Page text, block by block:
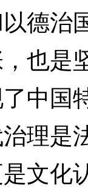
德治
也是
中国
理是
文化